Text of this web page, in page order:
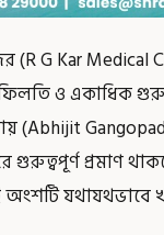
G Kar Medical
ও একাধিক
প্রমাণ
অংশটি